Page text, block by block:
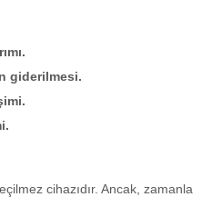
giderilmesi.
cihazıdır. Ancak, zamanla